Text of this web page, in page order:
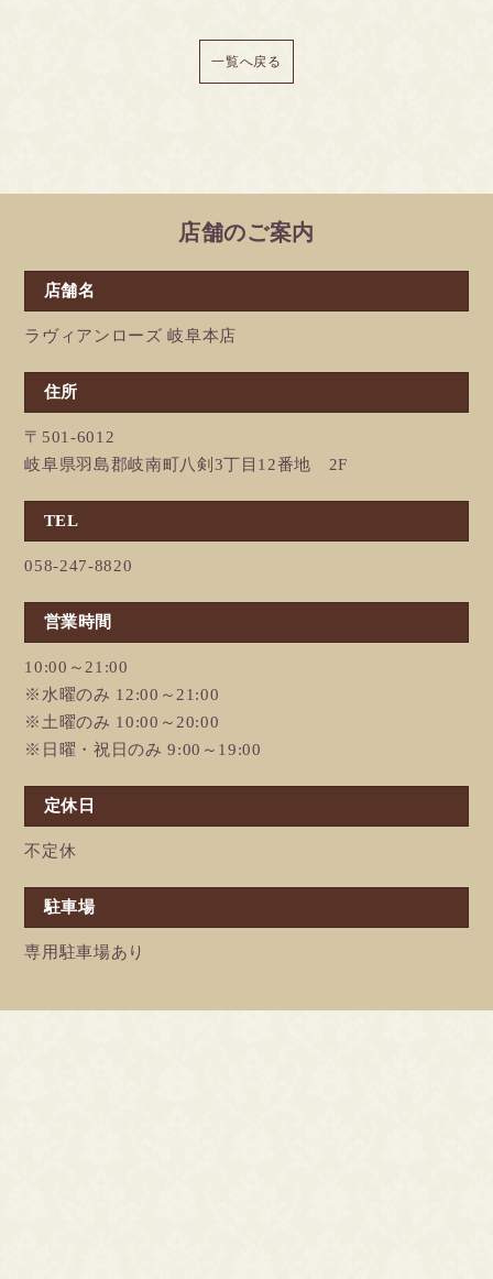
一覧へ戻る
店舗のご案内
店舗名
ラヴィアンローズ 岐阜本店
住所
〒501-6012
岐阜県羽島郡岐南町八剣3丁目12番地 2F
TEL
058-247-8820
営業時間
10:00～21:00
※水曜のみ 12:00～21:00
※土曜のみ 10:00～20:00
※日曜・祝日のみ 9:00～19:00
定休日
不定休
駐車場
専用駐車場あり